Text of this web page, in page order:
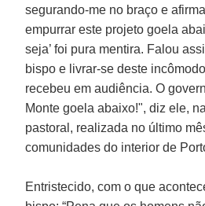
segurando-me no braço e
empurrar este projeto goela
seja’ foi pura mentira. Falou
bispo e livrar-se deste
recebeu em audiência. O
Monte goela abaixo!", diz ele,
pastoral, realizada no último
comunidades do interior de
Entristecido, com o que